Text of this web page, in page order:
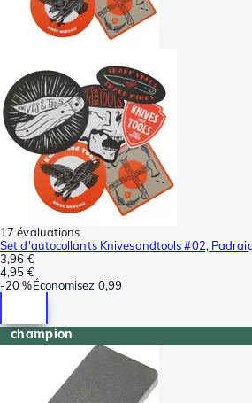
17 évaluations
Set d'autocollants Knivesandtools #02,
3,96 €
4,95 €
-20 %Économisez 0,99
champion